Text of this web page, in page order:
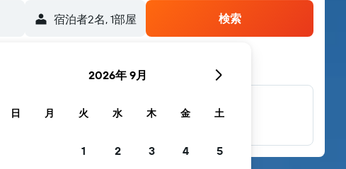
宿泊者2名, 1​部屋 検索
他多数のブラン
2026年 9月
日 月 火 水 木 金 土
1 2 3 4 5